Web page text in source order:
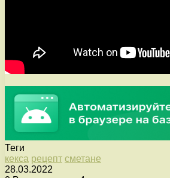
Теги
кекса рецепт сметане
28.03.2022